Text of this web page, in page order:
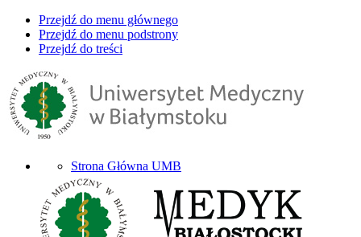
Przejdź do menu głównego
Przejdź do menu podstrony
Przejdź do treści
Strona Główna UMB